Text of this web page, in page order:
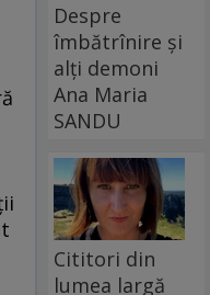
Despre
îmbătrînire și
alți demoni
Ana Maria
SANDU
Cititori din
lumea largă